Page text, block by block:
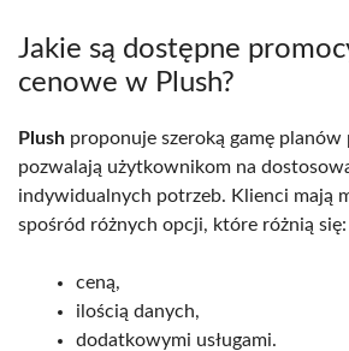
Jakie są dostępne
cenowe w Plush?
Plush proponuje szeroką gamę
pozwalają użytkownikom na
indywidualnych potrzeb. Klienci mają
spośród różnych opcji, które różnią się:
ceną,
ilością danych,
dodatkowymi usługami.